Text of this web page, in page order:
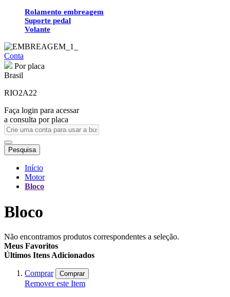
Rolamento embreagem
Suporte pedal
Volante
Conta
Por placa
Brasil
RIO2A22
Faça login para acessar
a consulta por placa
Pesquisa
Início
Motor
Bloco
Bloco
Não encontramos produtos correspondentes a seleção.
Meus Favoritos
Últimos Itens Adicionados
Comprar Comprar
Remover este Item